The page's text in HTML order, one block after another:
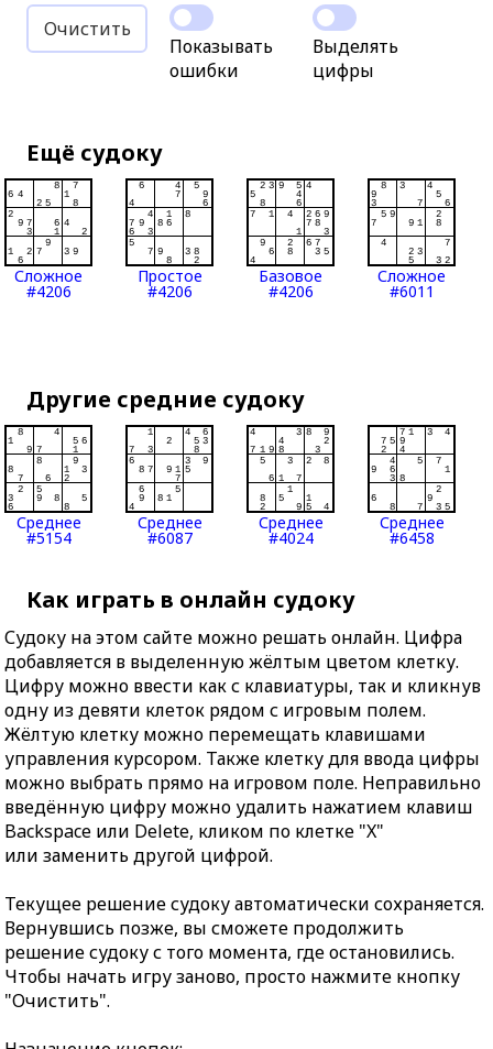
Очистить
Показывать
ошибки
Выделять
цифры
Ещё судоку
Сложное
#4206
Простое
#4206
Базовое
#4206
Сложное
#6011
Другие средние судоку
Среднее
#5154
Среднее
#6087
Среднее
#4024
Среднее
#6458
Как играть в онлайн судоку
Судоку на этом сайте можно решать онлайн. Цифра
добавляется в выделенную жёлтым цветом клетку.
Цифру можно ввести как с клавиатуры, так и кликнув
одну из девяти клеток рядом с игровым полем.
Жёлтую клетку можно перемещать клавишами
управления курсором. Также клетку для ввода цифры
можно выбрать прямо на игровом поле. Неправильно
введённую цифру можно удалить нажатием клавиш
Backspace или Delete, кликом по клетке "X"
или заменить другой цифрой.
Текущее решение судоку автоматически сохраняется.
Вернувшись позже, вы сможете продолжить
решение судоку с того момента, где остановились.
Чтобы начать игру заново, просто нажмите кнопку
"Очистить".